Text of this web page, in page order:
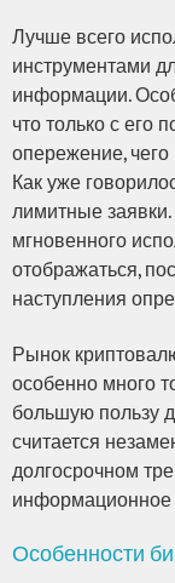
Лучше всего
инструментами
информации.
что только с
опережение, чего
Как уже
лимитные
мгновенного
отображаться,
наступления
Рынок
особенно много
большую пользу
считается
долгосрочном
информационное
Особенности